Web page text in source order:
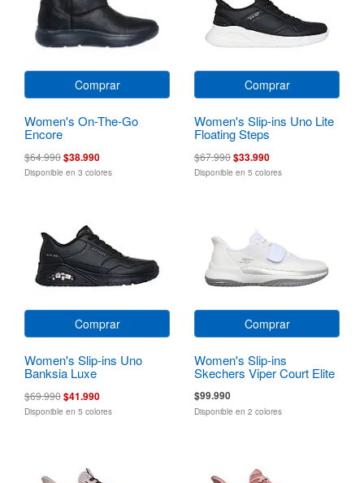
Comprar
Women's On-The-Go
Encore
$64.990$38.990
Disponible en 3 colores
Comprar
Women's Slip-ins Uno Lite
Floating Steps
$67.990$33.990
Disponible en 5 colores
Comprar
Women's Slip-ins Uno
Banksia Luxe
$69.990$41.990
Disponible en 5 colores
Comprar
Women's Slip-ins
Skechers Viper Court Elite
$99.990
Disponible en 2 colores